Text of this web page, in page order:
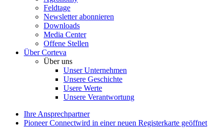
Feldtage
Newsletter abonnieren
Downloads
Media Center
Offene Stellen
Über Corteva
Über uns
Unser Unternehmen
Unsere Geschichte
Usere Werte
Unsere Verantwortung
Ihre Ansprechpartner
Pioneer Connectwird in einer neuen Registerkarte geöffnet